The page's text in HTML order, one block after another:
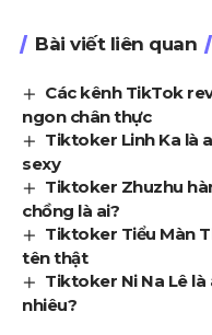
Bài viết liên quan
Các kênh TikTok
ngon chân thực
Tiktoker Linh Ka là
sexy
Tiktoker Zhuzhu
chồng là ai?
Tiktoker Tiểu Màn
tên thật
Tiktoker Ni Na Lê
nhiêu?